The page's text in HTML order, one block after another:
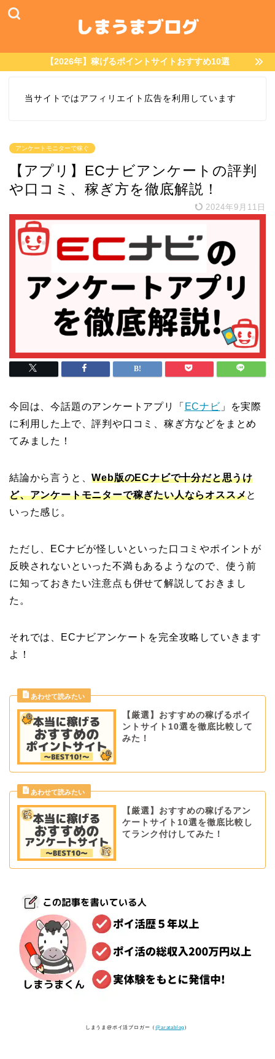
【2026年】稼げるポイントサイトおすすめ10選
当サイトではアフィリエイト広告を利用しています
アンケートモニターで稼ぐ
【アプリ】ECナビアンケートの評判
や口コミ、稼ぎ方を徹底解説！
2024年9月11日
今回は、今話題のアンケートアプリ「 ECナビ 」を実際
に利用した上で、評判や口コミ、稼ぎ方などをまとめ
てみました！
結論から言うと、Web版のECナビで十分だと思うけ
ど、アンケートモニターで稼ぎたい人ならオススメと
いった感じ。
ただし、ECナビが怪しいといった口コミやポイントが
反映されないといった不満もあるようなので、使う前
に知っておきたい注意点も併せて解説しておきまし
た。
それでは、ECナビアンケートを完全攻略していきます
よ！
【厳選】おすすめの稼げるポイ
ントサイト10選を徹底比較して
みた！
【厳選】おすすめの稼げるアン
ケートサイト10選を徹底比較し
てランク付けしてみた！
しまうま@ポイ活ブロガー（@aratablog ）